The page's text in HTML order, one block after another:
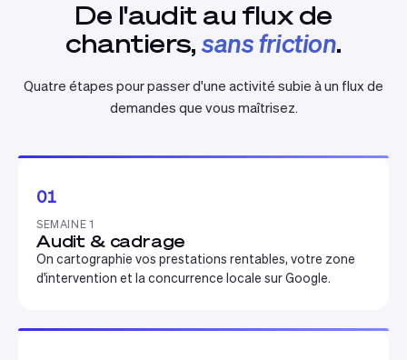
De l'audit au flux de
chantiers,sans friction.
Quatre étapes pour passer d'une activité subie à un flux de
demandes que vous maîtrisez.
01
SEMAINE 1
Audit & cadrage
On cartographie vos prestations rentables, votre zone
d'intervention et la concurrence locale sur Google.